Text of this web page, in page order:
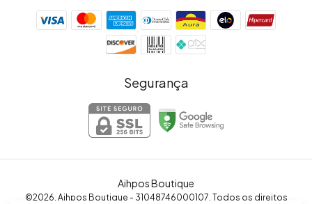
Segurança
Aihpos Boutique
©2026. Aihpos Boutique - 31048746000107. Todos os direitos